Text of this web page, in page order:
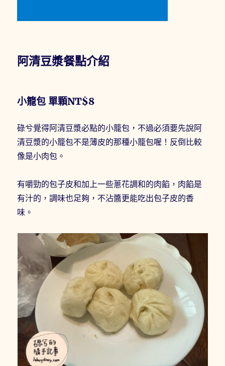
阿清豆漿餐點介紹
小籠包 單顆NT$8
碌兮覺得阿清豆漿必點的小籠包，不過必須要先說阿
清豆漿的小籠包不是薄皮的那種小籠包喔！反倒比較
像是小肉包。
有嚼勁的包子皮和加上一些蔥花調和的肉餡，肉餡是
有汁的，調味也足夠，不沾醬更能吃出包子皮的香
味。